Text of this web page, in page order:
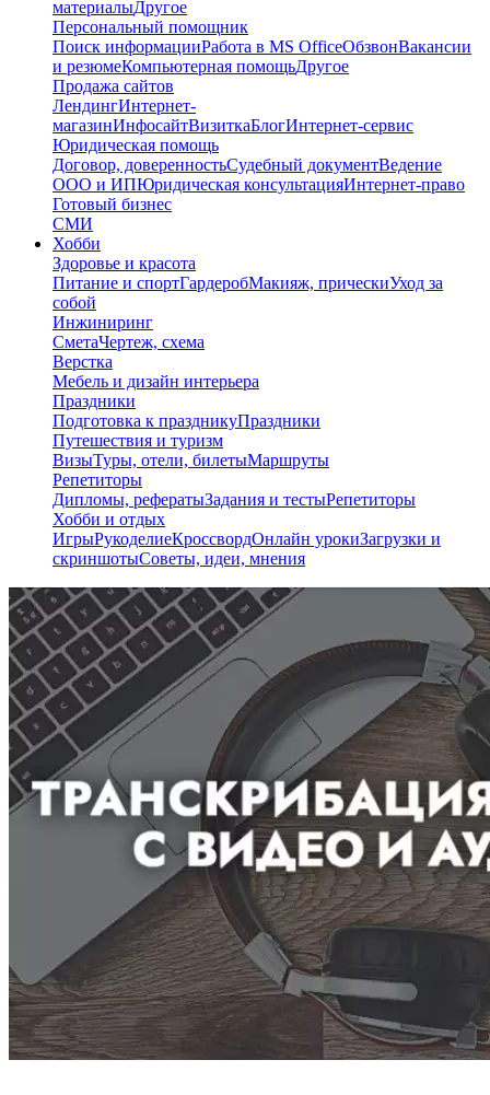
материалыДругое
Персональный помощник
Поиск информацииРабота в MS OfficeОбзвонВакансии
и резюмеКомпьютерная помощьДругое
Продажа сайтов
ЛендингИнтернет-
магазинИнфосайтВизиткаБлогИнтернет-сервис
Юридическая помощь
Договор, доверенностьСудебный документВедение
ООО и ИПЮридическая консультацияИнтернет-право
Готовый бизнес
СМИ
Хобби
Здоровье и красота
Питание и спортГардеробМакияж, прическиУход за
собой
Инжиниринг
СметаЧертеж, схема
Верстка
Мебель и дизайн интерьера
Праздники
Подготовка к праздникуПраздники
Путешествия и туризм
ВизыТуры, отели, билетыМаршруты
Репетиторы
Дипломы, рефератыЗадания и тестыРепетиторы
Хобби и отдых
ИгрыРукоделиеКроссвордОнлайн урокиЗагрузки и
скриншотыСоветы, идеи, мнения